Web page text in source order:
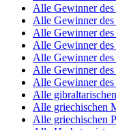
Alle Gewinner
Alle Gewinner
Alle Gewinner
Alle Gewinner
Alle Gewinner des
Alle Gewinner
Alle Gewinner
Alle
Alle griechischen
Alle griechischen